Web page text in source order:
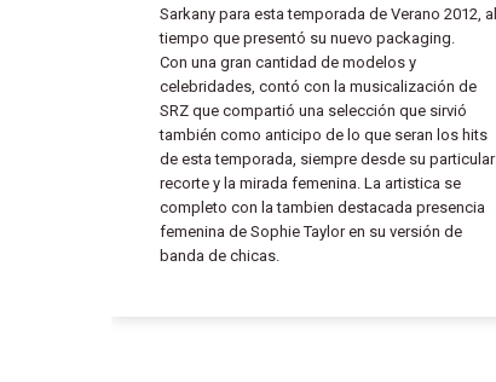
Sarkany para esta temporada de Verano 2012, al
tiempo que presentó su nuevo packaging.
Con una gran cantidad de modelos y
celebridades, contó con la musicalización de
SRZ que compartió una selección que sirvió
también como anticipo de lo que seran los hits
de esta temporada, siempre desde su particular
recorte y la mirada femenina. La artistica se
completo con la tambien destacada presencia
femenina de Sophie Taylor en su versión de
banda de chicas.